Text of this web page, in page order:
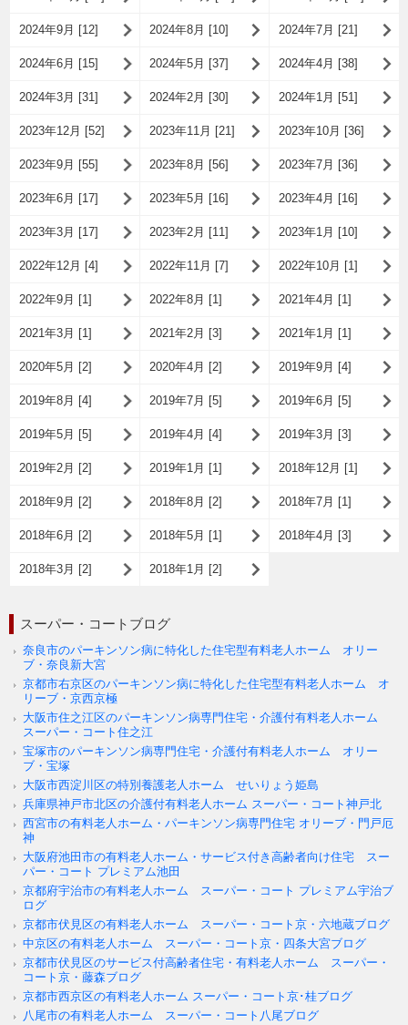
2024年9月 [12] 2024年8月 [10] 2024年7月 [21]
2024年6月 [15] 2024年5月 [37] 2024年4月 [38]
2024年3月 [31] 2024年2月 [30] 2024年1月 [51]
2023年12月 [52] 2023年11月 [21] 2023年10月 [36]
2023年9月 [55] 2023年8月 [56] 2023年7月 [36]
2023年6月 [17] 2023年5月 [16] 2023年4月 [16]
2023年3月 [17] 2023年2月 [11] 2023年1月 [10]
2022年12月 [4] 2022年11月 [7] 2022年10月 [1]
2022年9月 [1] 2022年8月 [1] 2021年4月 [1]
2021年3月 [1] 2021年2月 [3] 2021年1月 [1]
2020年5月 [2] 2020年4月 [2] 2019年9月 [4]
2019年8月 [4] 2019年7月 [5] 2019年6月 [5]
2019年5月 [5] 2019年4月 [4] 2019年3月 [3]
2019年2月 [2] 2019年1月 [1] 2018年12月 [1]
2018年9月 [2] 2018年8月 [2] 2018年7月 [1]
2018年6月 [2] 2018年5月 [1] 2018年4月 [3]
2018年3月 [2] 2018年1月 [2]
スーパー・コートブログ
奈良市のパーキンソン病に特化した住宅型有料老人ホーム オリー
ブ・奈良新大宮
京都市右京区のパーキンソン病に特化した住宅型有料老人ホーム オ
リーブ・京西京極
大阪市住之江区のパーキンソン病専門住宅・介護付有料老人ホーム
スーパー・コート住之江
宝塚市のパーキンソン病専門住宅・介護付有料老人ホーム オリー
ブ・宝塚
大阪市西淀川区の特別養護老人ホーム せいりょう姫島
兵庫県神戸市北区の介護付有料老人ホーム スーパー・コート神戸北
西宮市の有料老人ホーム・パーキンソン病専門住宅 オリーブ・門戸厄
神
大阪府池田市の有料老人ホーム・サービス付き高齢者向け住宅 スー
パー・コート プレミアム池田
京都府宇治市の有料老人ホーム スーパー・コート プレミアム宇治ブ
ログ
京都市伏見区の有料老人ホーム スーパー・コート京・六地蔵ブログ
中京区の有料老人ホーム スーパー・コート京・四条大宮ブログ
京都市伏見区のサービス付高齢者住宅・有料老人ホーム スーパー・
コート京・藤森ブログ
京都市西京区の有料老人ホーム スーパー・コート京･桂ブログ
八尾市の有料老人ホーム スーパー・コート八尾ブログ